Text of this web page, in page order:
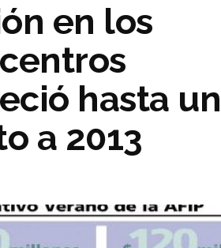
en los
hasta un
a 2013